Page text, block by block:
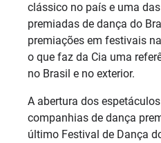
clássico no país e uma
premiadas de dança do
premiações em festivais
o que faz da Cia uma
no Brasil e no exterior.
A abertura dos
companhias de dança
último Festival de Dança